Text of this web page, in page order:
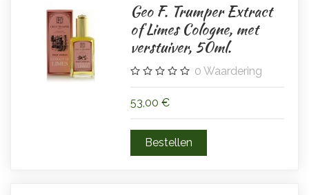
Geo F. Trumper Extract
of Limes Cologne, met
verstuiver, 50ml.
0 Waardering
53,00 €